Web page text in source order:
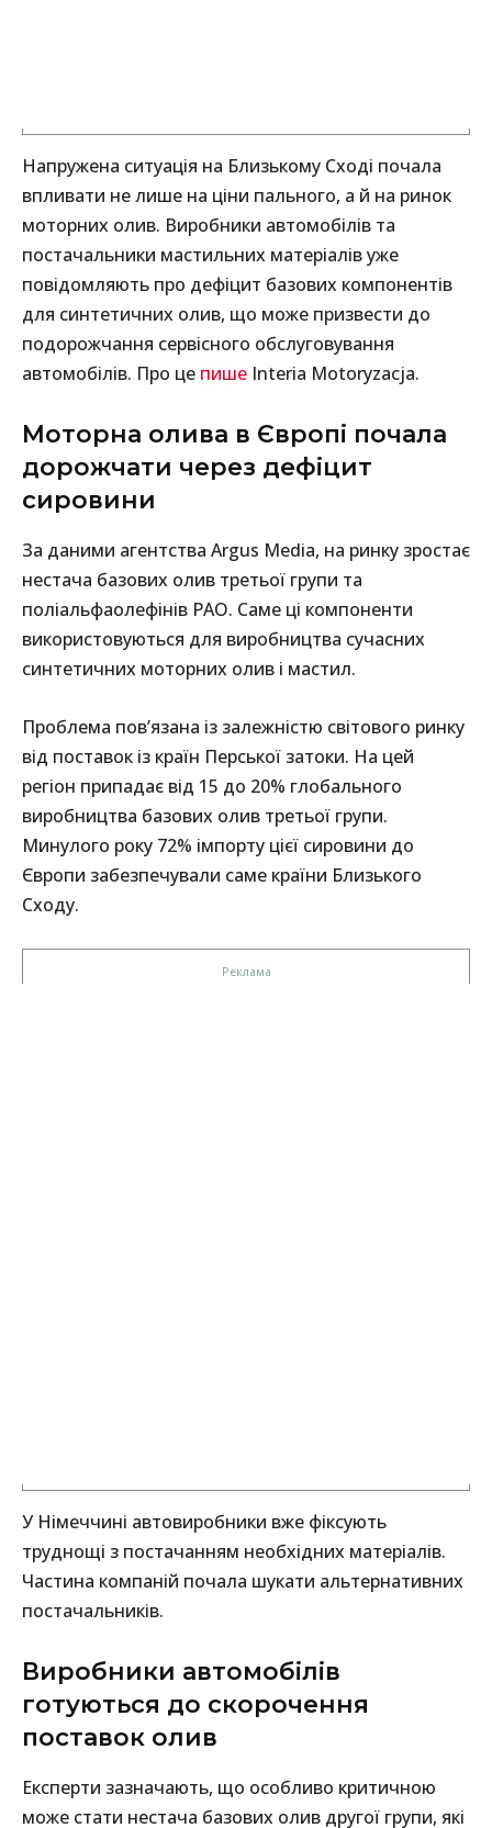
Напружена ситуація на Близькому Сході почала
впливати не лише на ціни пального, а й на ринок
моторних олив. Виробники автомобілів та
постачальники мастильних матеріалів уже
повідомляють про дефіцит базових компонентів
для синтетичних олив, що може призвести до
подорожчання сервісного обслуговування
автомобілів. Про це пише Interia Motoryzacja.
Моторна олива в Європі почала
дорожчати через дефіцит
сировини
За даними агентства Argus Media, на ринку зростає
нестача базових олив третьої групи та
поліальфаолефінів PAO. Саме ці компоненти
використовуються для виробництва сучасних
синтетичних моторних олив і мастил.
Проблема пов’язана із залежністю світового ринку
від поставок із країн Перської затоки. На цей
регіон припадає від 15 до 20% глобального
виробництва базових олив третьої групи.
Минулого року 72% імпорту цієї сировини до
Європи забезпечували саме країни Близького
Сходу.
У Німеччині автовиробники вже фіксують
труднощі з постачанням необхідних матеріалів.
Частина компаній почала шукати альтернативних
постачальників.
Виробники автомобілів
готуються до скорочення
поставок олив
Експерти зазначають, що особливо критичною
може стати нестача базових олив другої групи, які